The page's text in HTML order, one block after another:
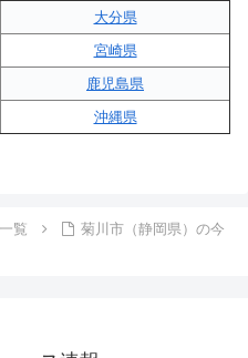
大分県
宮崎県
鹿児島県
沖縄県
覧
菊川市（静岡県）の今